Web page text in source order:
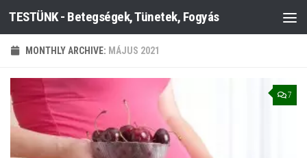
Skip to content
TESTÜNK - Betegségek, Tünetek, Fogyás
MONTHLY ARCHIVE: MÁJUS 2021
7